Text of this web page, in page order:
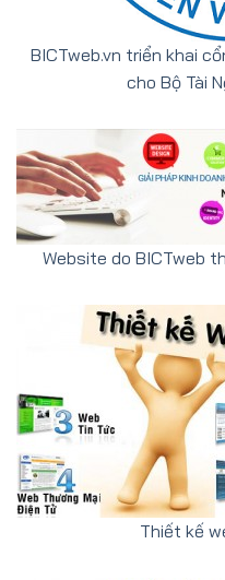
BICTweb.vn triển khai
cho Bộ Tài
Website do BICTweb
Thiết kế